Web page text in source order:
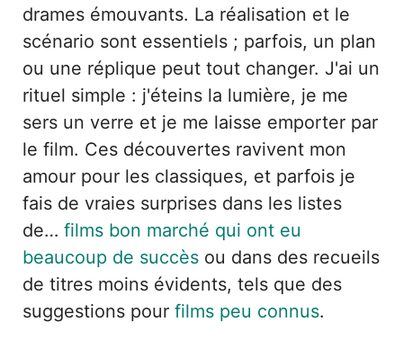
drames émouvants. La réalisation et le
scénario sont essentiels ; parfois, un plan
ou une réplique peut tout changer. J'ai un
rituel simple : j'éteins la lumière, je me
sers un verre et je me laisse emporter par
le film. Ces découvertes ravivent mon
amour pour les classiques, et parfois je
fais de vraies surprises dans les listes
de… films bon marché qui ont eu
beaucoup de succès ou dans des recueils
de titres moins évidents, tels que des
suggestions pour films peu connus.